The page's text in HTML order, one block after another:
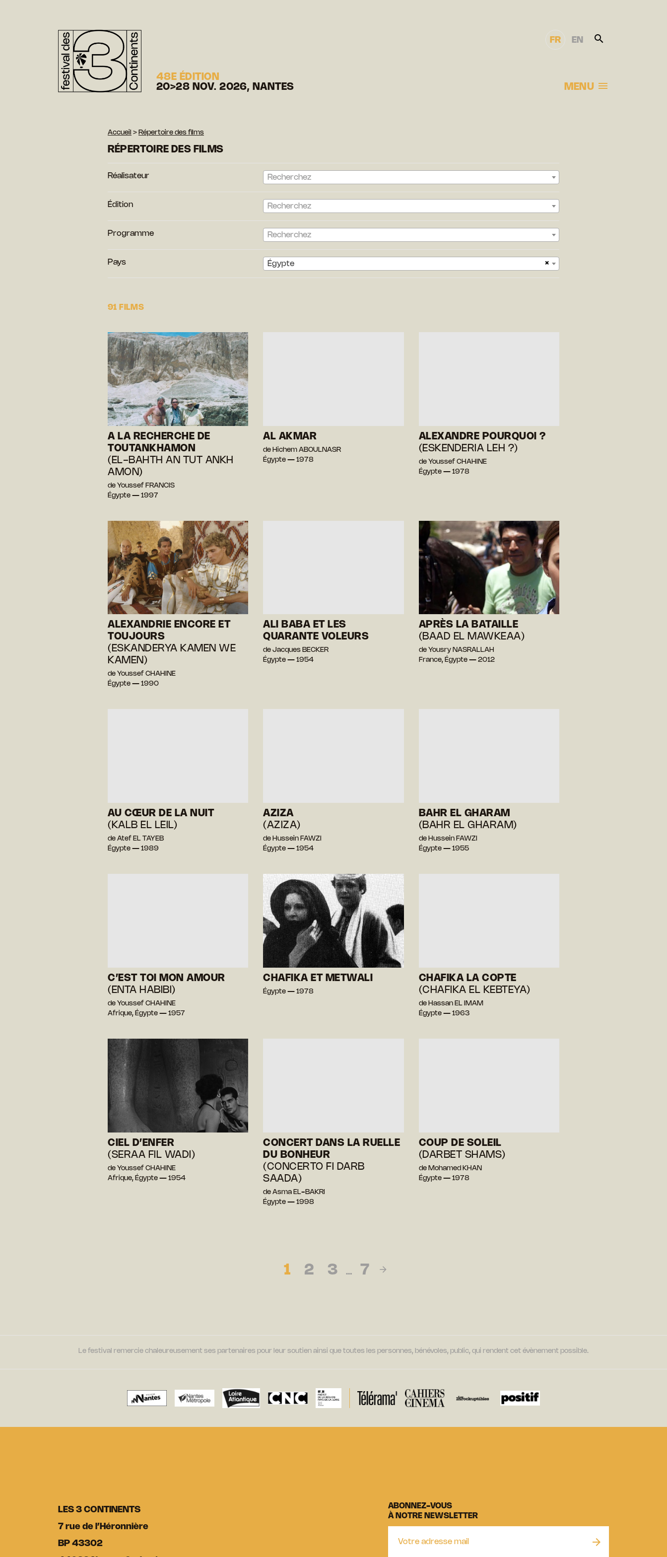
48E ÉDITION
20>28 NOV. 2026, NANTES
FR EN
MENU
Accueil > Répertoire des films
RÉPERTOIRE DES FILMS
Réalisateur Recherchez
Édition Recherchez
Programme Recherchez
Pays ×
Égypte
91 FILMS
A LA RECHERCHE DE
TOUTANKHAMON
(EL-BAHTH AN TUT ANKH
AMON)
de Youssef FRANCIS
Égypte — 1997
AL AKMAR
de Hichem ABOULNASR
Égypte — 1978
ALEXANDRE POURQUOI ?
(ESKENDERIA LEH ?)
de Youssef CHAHINE
Égypte — 1978
ALEXANDRIE ENCORE ET
TOUJOURS
(ESKANDERYA KAMEN WE
KAMEN)
de Youssef CHAHINE
Égypte — 1990
ALI BABA ET LES
QUARANTE VOLEURS
de Jacques BECKER
Égypte — 1954
APRÈS LA BATAILLE
(BAAD EL MAWKEAA)
de Yousry NASRALLAH
France, Égypte — 2012
AU CŒUR DE LA NUIT
(KALB EL LEIL)
de Atef EL TAYEB
Égypte — 1989
AZIZA
(AZIZA)
de Hussein FAWZI
Égypte — 1954
BAHR EL GHARAM
(BAHR EL GHARAM)
de Hussein FAWZI
Égypte — 1955
C’EST TOI MON AMOUR
(ENTA HABIBI)
de Youssef CHAHINE
Afrique, Égypte — 1957
CHAFIKA ET METWALI
Égypte — 1978
CHAFIKA LA COPTE
(CHAFIKA EL KEBTEYA)
de Hassan EL IMAM
Égypte — 1963
CIEL D’ENFER
(SERAA FIL WADI)
de Youssef CHAHINE
Afrique, Égypte — 1954
CONCERT DANS LA RUELLE
DU BONHEUR
(CONCERTO FI DARB
SAADA)
de Asma EL-BAKRI
Égypte — 1998
COUP DE SOLEIL
(DARBET SHAMS)
de Mohamed KHAN
Égypte — 1978
1 2 3 … 7
Le festival remercie chaleureusement ses partenaires pour leur soutien ainsi que toutes les personnes, bénévoles, public, qui rendent cet évènement possible.
LES 3 CONTINENTS
7 rue de l’Héronnière
BP 43302
ABONNEZ-VOUS
À NOTRE NEWSLETTER